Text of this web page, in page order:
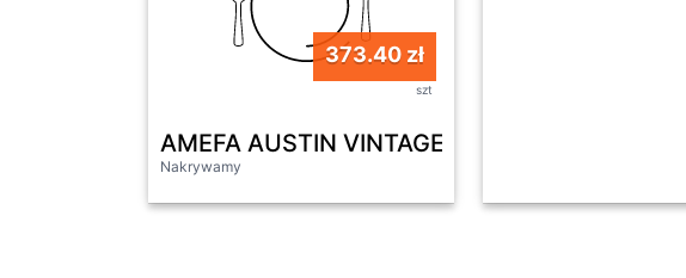
373.40 zł
szt
AMEFA AUSTIN VINTAGE Sztućce UE 24 el
Nakrywamy